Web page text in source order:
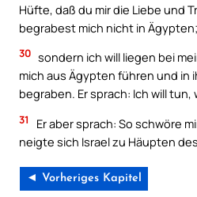
Hüfte, daß du mir die Liebe und
begrabest mich nicht in Ägypten;
30 sondern ich will liegen bei
mich aus Ägypten führen und in
begraben. Er sprach: Ich will
31
Er aber sprach: So schwöre
neigte sich Israel zu Häupten
◄ Vorheriges Kapitel